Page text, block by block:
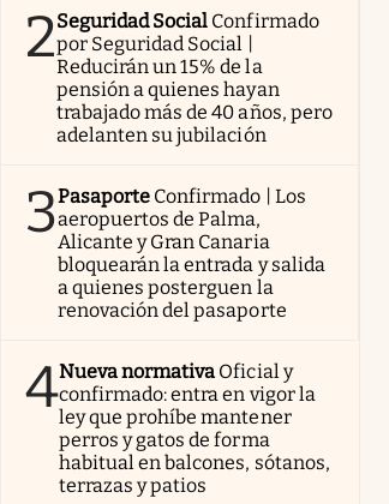
2Seguridad Social Confirmado
por Seguridad Social |
Reducirán un 15% de la
pensión a quienes hayan
trabajado más de 40 años, pero
adelanten su jubilación
3Pasaporte Confirmado | Los
aeropuertos de Palma,
Alicante y Gran Canaria
bloquearán la entrada y salida
a quienes posterguen la
renovación del pasaporte
4Nueva normativa Oficial y
confirmado: entra en vigor la
ley que prohíbe mantener
perros y gatos de forma
habitual en balcones, sótanos,
terrazas y patios